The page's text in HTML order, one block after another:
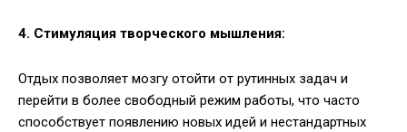
4. Стимуляция творческого мышления:
Отдых позволяет мозгу отойти от рутинных задач и
перейти в более свободный режим работы, что часто
способствует появлению новых идей и нестандартных